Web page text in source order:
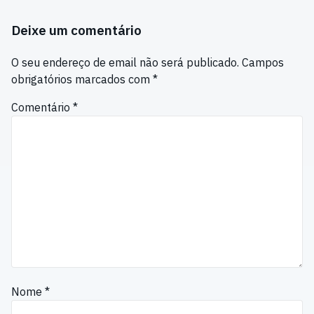
Deixe um comentário
O seu endereço de email não será publicado. Campos
obrigatórios marcados com *
Comentário *
Nome *